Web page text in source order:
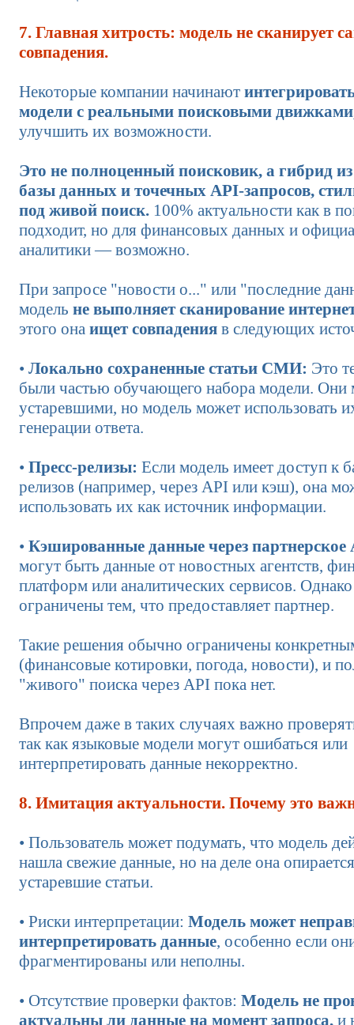
7. Главная хитрость: модель не сканирует
совпадения.
Некоторые компании начинают
модели с реальными поисковыми
улучшить их возможности.
Это не полноценный поисковик, а гибрид
базы данных и точечных API-запросов,
под живой поиск. 100% актуальности как в
подходит, но для финансовых данных и
аналитики — возможно.
При запросе "новости о..." или "последние
модель не выполняет сканирование
этого она ищет совпадения в следующих
• Локально сохраненные статьи СМИ: Это
были частью обучающего набора модели. Они
устаревшими, но модель может использовать
генерации ответа.
• Пресс-релизы: Если модель имеет доступ к
релизов (например, через API или кэш), она
использовать их как источник информации.
• Кэшированные данные через партнерское
могут быть данные от новостных агентств,
платформ или аналитических сервисов.
ограничены тем, что предоставляет партнер.
Такие решения обычно ограничены
(финансовые котировки, погода, новости), и
"живого" поиска через API пока нет.
Впрочем даже в таких случаях важно
так как языковые модели могут ошибаться или
интерпретировать данные некорректно.
8. Имитация актуальности. Почему это
• Пользователь может подумать, что модель
нашла свежие данные, но на деле она
устаревшие статьи.
• Риски интерпретации: Модель может
интерпретировать данные, особенно если
фрагментированы или неполны.
• Отсутствие проверки фактов: Модель не
актуальны ли данные на момент запроса, и